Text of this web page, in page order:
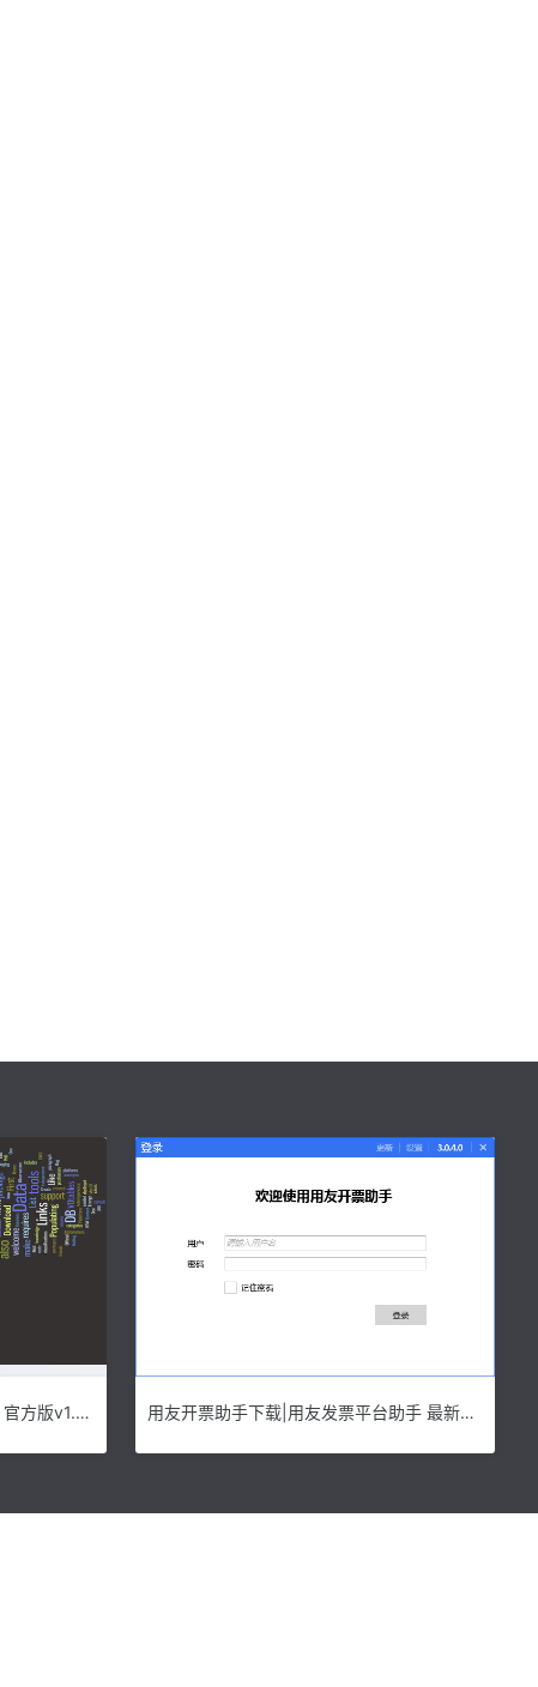
SAADA天文数据库自动生成工具 官方版v1.9下载 用友开票助手下载|用友发票平台助手 最新版v3.0.4.0下载